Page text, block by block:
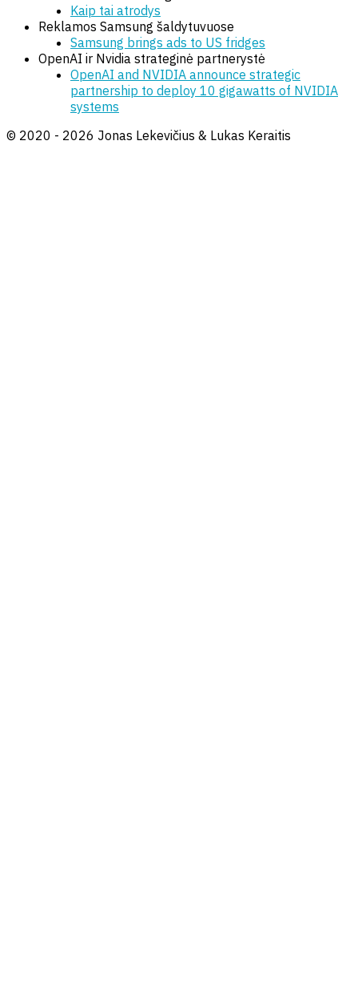
Kaip tai atrodys
Reklamos Samsung šaldytuvuose
Samsung brings ads to US fridges
OpenAI ir Nvidia strateginė partnerystė
OpenAI and NVIDIA announce strategic
partnership to deploy 10 gigawatts of NVIDIA
systems
© 2020 - 2026 Jonas Lekevičius & Lukas Keraitis